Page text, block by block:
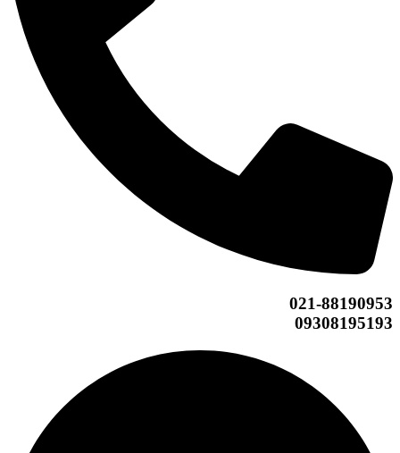
021-88190953
09308195193